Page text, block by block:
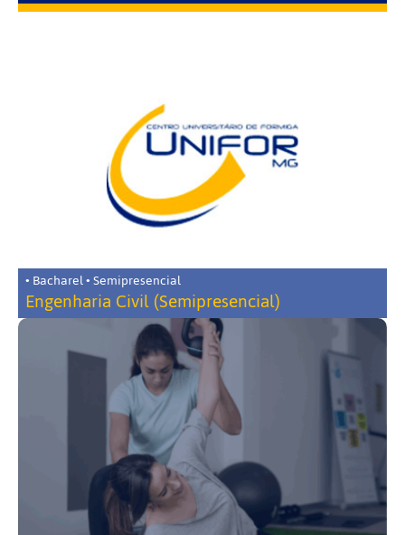
• Bacharel • Semipresencial
Engenharia Civil (Semipresencial)